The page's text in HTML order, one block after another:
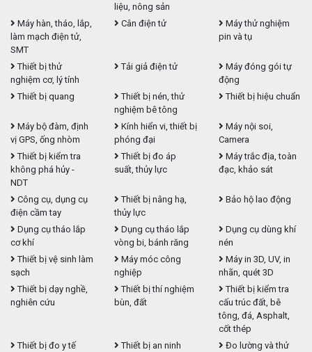
liệu, nông sản
Máy hàn, tháo, lắp,
làm mạch điện tử,
SMT
Cân điện tử
Máy thử nghiệm
pin và tụ
Thiết bị thử
nghiệm cơ, lý tính
Tải giả điện tử
Máy đóng gói tự
động
Thiết bị quang
Thiết bị nén, thử
nghiệm bê tông
Thiết bị hiệu chuẩn
Máy bộ đàm, định
vị GPS, ống nhòm
Kính hiển vi, thiết bị
phóng đại
Máy nội soi,
Camera
Thiết bị kiểm tra
không phá hủy -
NDT
Thiết bị đo áp
suất, thủy lực
Máy trắc địa, toàn
đạc, khảo sát
Công cụ, dụng cụ
điện cầm tay
Thiết bị nâng hạ,
thủy lực
Bảo hộ lao động
Dụng cụ tháo lắp
cơ khí
Dụng cụ tháo lắp
vòng bi, bánh răng
Dụng cụ dùng khí
nén
Thiết bị vệ sinh làm
sạch
Máy móc công
nghiệp
Máy in 3D, UV, in
nhãn, quét 3D
Thiết bị dạy nghề,
nghiên cứu
Thiết bị thí nghiệm
bùn, đất
Thiết bị kiểm tra
cấu trúc đất, bê
tông, đá, Asphalt,
cốt thép
Thiết bị đo y tế
Thiết bị an ninh
Đo lường và thử